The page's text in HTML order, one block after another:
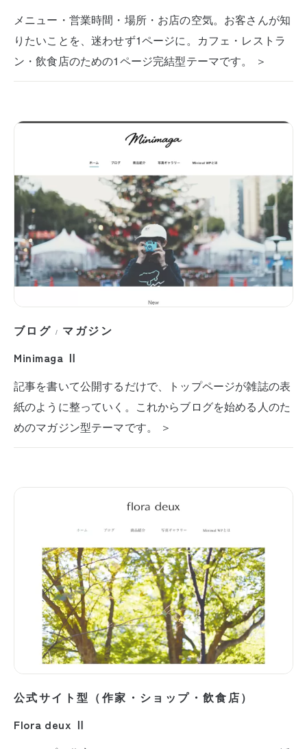
メニュー・営業時間・場所・お店の空気。お客さんが知
りたいことを、迷わせず1ページに。カフェ・レストラ
ン・飲食店のための1ページ完結型テーマです。 ＞
ブログ / マガジン
Minimaga Ⅱ
記事を書いて公開するだけで、トップページが雑誌の表
紙のように整っていく。これからブログを始める人のた
めのマガジン型テーマです。 ＞
公式サイト型（作家・ショップ・飲食店）
Flora deux Ⅱ